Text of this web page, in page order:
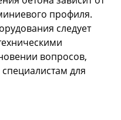
профиля.
следует
вопросов,
для